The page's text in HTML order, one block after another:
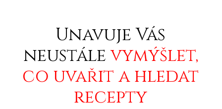
Unavuje Vás
neustálevymýšlet,
co uvařit a hledat
recepty